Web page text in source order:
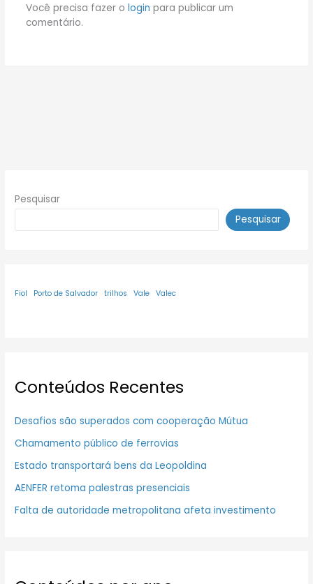
Você precisa fazer o login para publicar um
comentário.
Pesquisar
Pesquisar
Fiol Porto de Salvador trilhos Vale Valec
Conteúdos Recentes
Desafios são superados com cooperação Mútua
Chamamento público de ferrovias
Estado transportará bens da Leopoldina
AENFER retoma palestras presenciais
Falta de autoridade metropolitana afeta investimento